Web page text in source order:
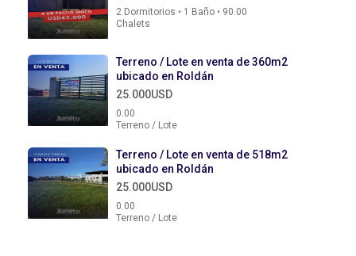
2 Dormitorios • 1 Baño • 90.00
Chalets
Terreno / Lote en venta de 360m2
ubicado en Roldán
25.000USD
0.00
Terreno / Lote
Terreno / Lote en venta de 518m2
ubicado en Roldán
25.000USD
0.00
Terreno / Lote